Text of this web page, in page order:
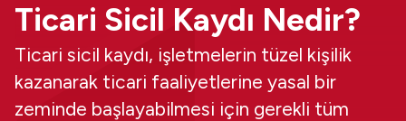
Ticari Sicil Kaydı Nedir?
Ticari sicil kaydı, işletmelerin tüzel kişilik
kazanarak ticari faaliyetlerine yasal bir
zeminde başlayabilmesi için gerekli tüm